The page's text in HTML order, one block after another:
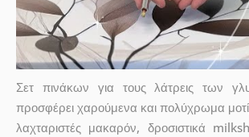
Σετ πινάκων για τους λάτρεις των
προσφέρει χαρούμενα και πολύχρωμα
λαχταριστές μακαρόν, δροσιστικά